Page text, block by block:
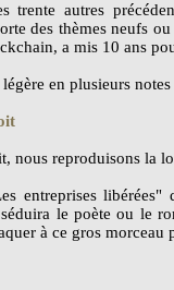
autres
des thèmes neufs
a mis 10 ans
en plusieurs
nous reproduisons la
entreprises
le poète ou le
à ce gros